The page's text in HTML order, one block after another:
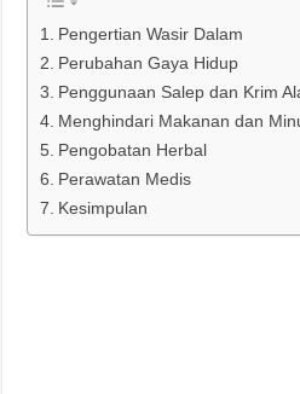
Pengertian Wasir Dalam
Perubahan Gaya Hidup
Penggunaan Salep dan Krim
Menghindari Makanan dan
Pengobatan Herbal
Perawatan Medis
Kesimpulan